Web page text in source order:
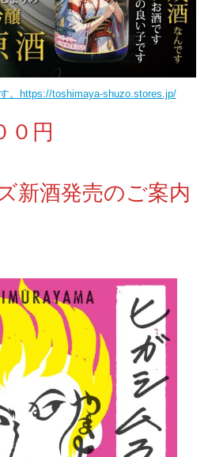
。https://toshimaya-shuzo.stores.jp/
円
新酒発売のご案内